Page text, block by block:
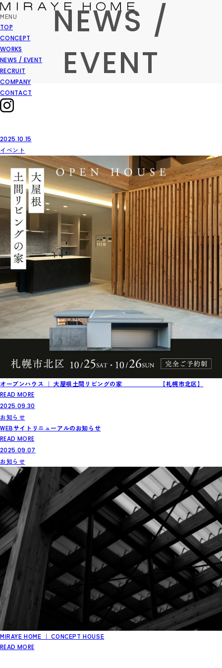
MENU
TOP
CONCEPT
WORKS
NEWS / EVENT
RECRUIT
COMPANY
CONTACT
NEWS /
EVENT
2025.10.15
イベント
オープンハウス ｜ 大屋根土間リビングの家 【札幌市北区】
READ MORE
2025.09.30
お知らせ
WEBサイトリニューアルのお知らせ
READ MORE
2025.09.07
お知らせ
MIRAYE HOME ｜ CONCEPT HOUSE
READ MORE